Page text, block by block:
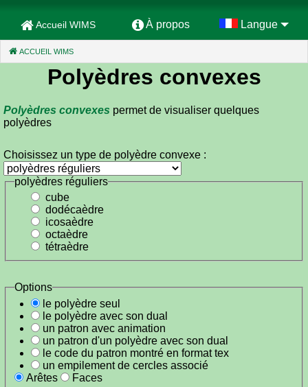
Accueil WIMS À propos Langue
ACCUEIL WIMS
Polyèdres convexes
Polyèdres convexes permet de visualiser quelques
polyèdres
Choisissez un type de polyèdre convexe :
polyèdres réguliers
cube
dodécaèdre
icosaèdre
octaèdre
tétraèdre
Options
le polyèdre seul
le polyèdre avec son dual
un patron avec animation
un patron d'un polyèdre avec son dual
le code du patron montré en format tex
un empilement de cercles associé
Arêtes
Faces